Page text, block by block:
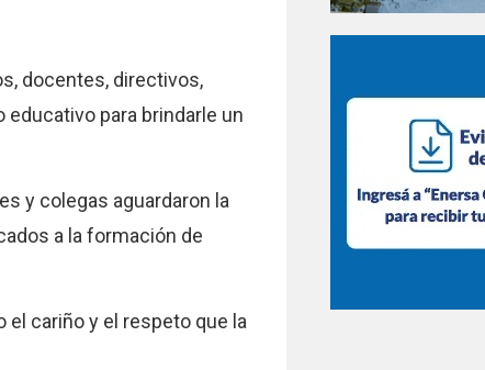
docentes, directivos,
para brindarle un
y colegas aguardaron la
a la formación de
cariño y el respeto que la